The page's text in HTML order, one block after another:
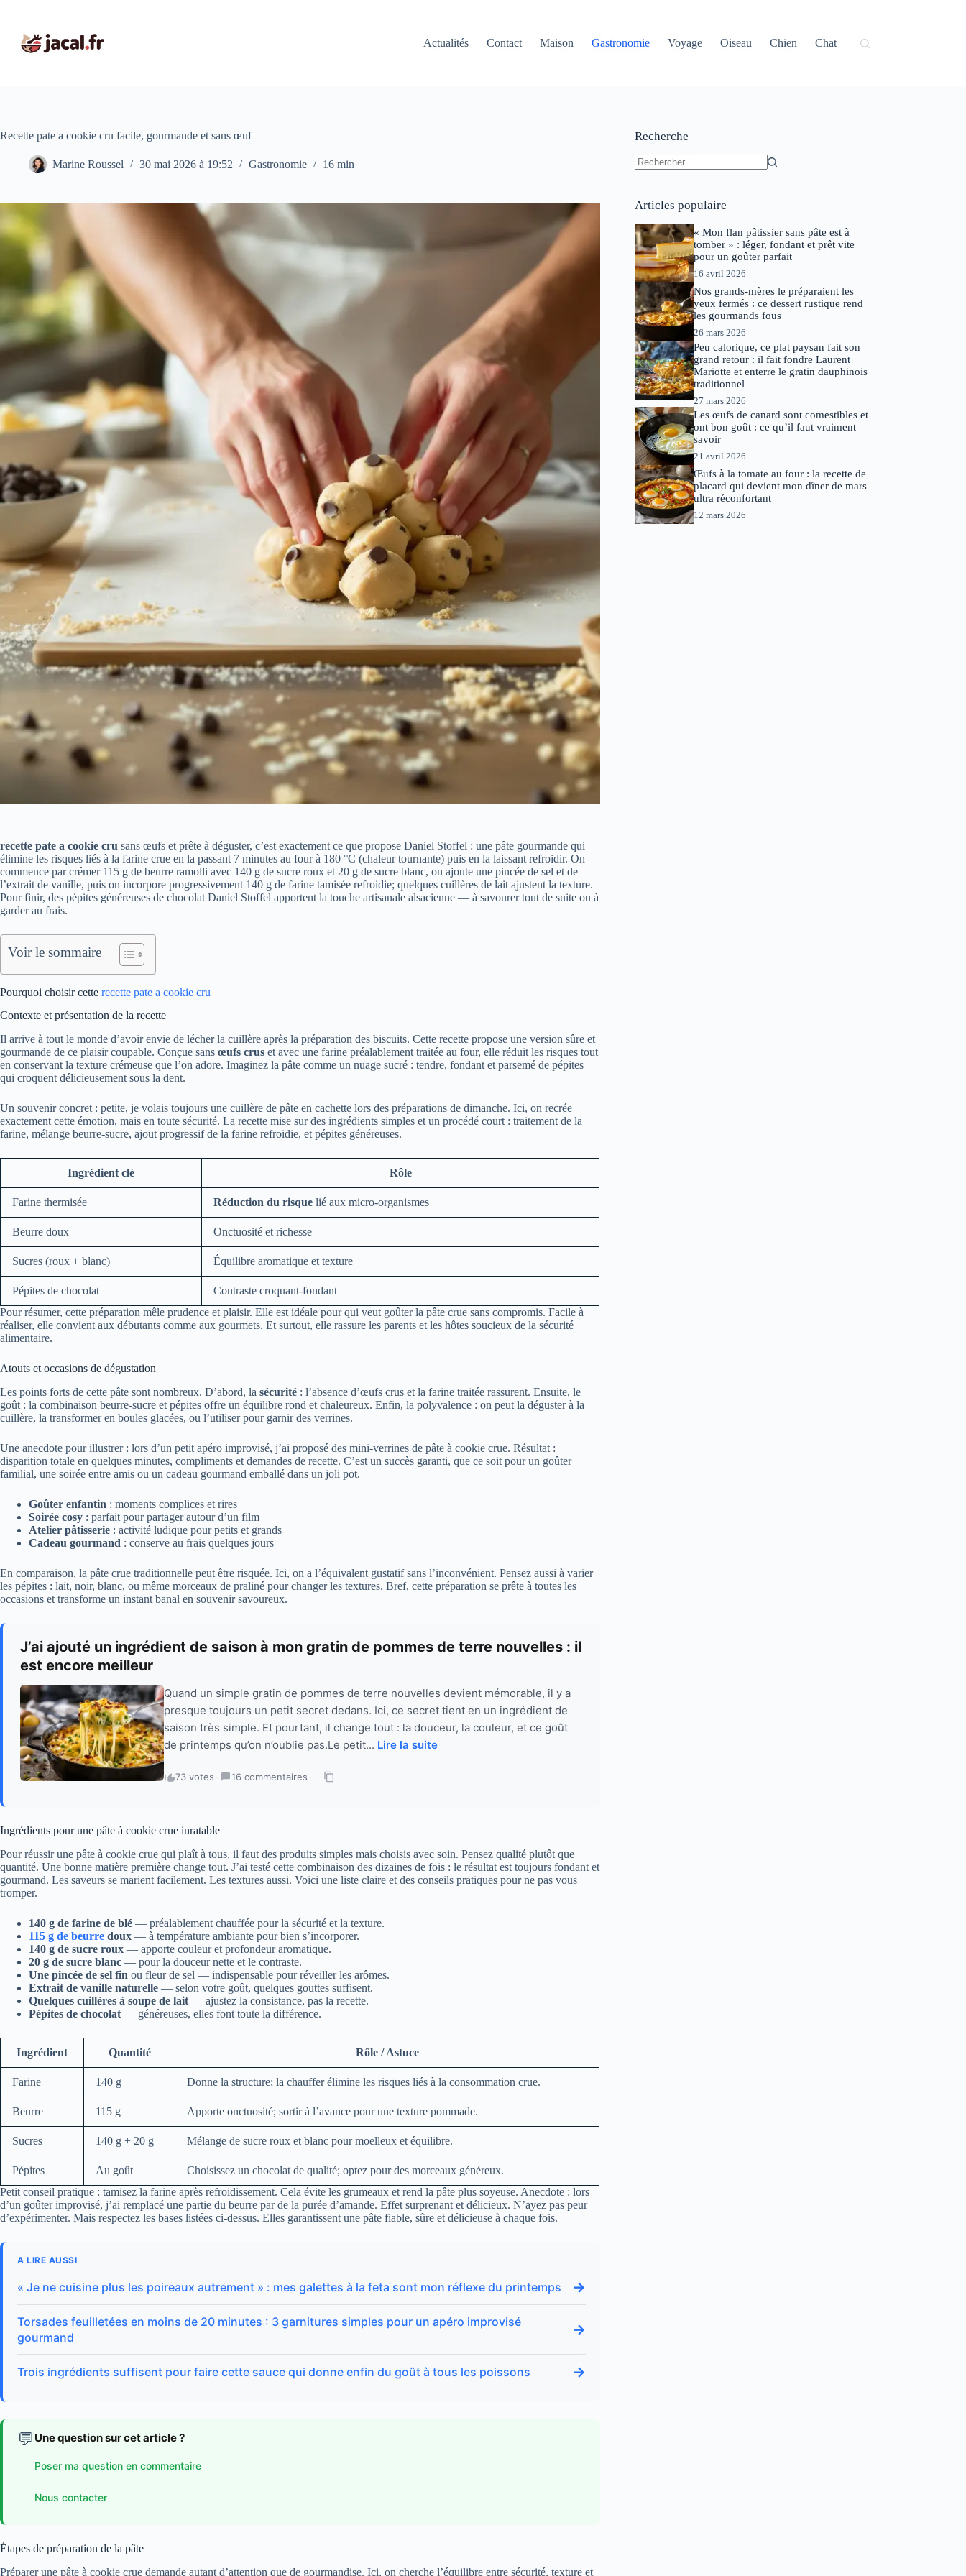
contenu
Actualités
Contact Maison Gastronomie Voyage Oiseau Chien Chat
Recette pate a cookie cru facile, gourmande et sans œuf
Marine Roussel 30 mai 2026 à 19:52 Gastronomie 16 min
recette pate a cookie cru sans œufs et prête à déguster, c’est exactement ce que propose Daniel Stoffel : une pâte gourmande qui
élimine les risques liés à la farine crue en la passant 7 minutes au four à 180 °C (chaleur tournante) puis en la laissant refroidir. On
commence par crémer 115 g de beurre ramolli avec 140 g de sucre roux et 20 g de sucre blanc, on ajoute une pincée de sel et de
l’extrait de vanille, puis on incorpore progressivement 140 g de farine tamisée refroidie; quelques cuillères de lait ajustent la texture.
Pour finir, des pépites généreuses de chocolat Daniel Stoffel apportent la touche artisanale alsacienne — à savourer tout de suite ou à
garder au frais.
Voir le sommaire
Pourquoi choisir cette recette pate a cookie cru
Contexte et présentation de la recette
Il arrive à tout le monde d’avoir envie de lécher la cuillère après la préparation des biscuits. Cette recette propose une version sûre et
gourmande de ce plaisir coupable. Conçue sans œufs crus et avec une farine préalablement traitée au four, elle réduit les risques tout
en conservant la texture crémeuse que l’on adore. Imaginez la pâte comme un nuage sucré : tendre, fondant et parsemé de pépites
qui croquent délicieusement sous la dent.
Un souvenir concret : petite, je volais toujours une cuillère de pâte en cachette lors des préparations de dimanche. Ici, on recrée
exactement cette émotion, mais en toute sécurité. La recette mise sur des ingrédients simples et un procédé court : traitement de la
farine, mélange beurre-sucre, ajout progressif de la farine refroidie, et pépites généreuses.
Ingrédient clé Rôle
Farine thermisée Réduction du risque lié aux micro-organismes
Beurre doux Onctuosité et richesse
Sucres (roux + blanc) Équilibre aromatique et texture
Pépites de chocolat
Contraste croquant-fondant
Pour résumer, cette préparation mêle prudence et plaisir. Elle est idéale pour qui veut goûter la pâte crue sans compromis. Facile à
réaliser, elle convient aux débutants comme aux gourmets. Et surtout, elle rassure les parents et les hôtes soucieux de la sécurité
alimentaire.
Atouts et occasions de dégustation
Les points forts de cette pâte sont nombreux. D’abord, la sécurité : l’absence d’œufs crus et la farine traitée rassurent. Ensuite, le
goût : la combinaison beurre-sucre et pépites offre un équilibre rond et chaleureux. Enfin, la polyvalence : on peut la déguster à la
cuillère, la transformer en boules glacées, ou l’utiliser pour garnir des verrines.
Une anecdote pour illustrer : lors d’un petit apéro improvisé, j’ai proposé des mini-verrines de pâte à cookie crue. Résultat :
disparition totale en quelques minutes, compliments et demandes de recette. C’est un succès garanti, que ce soit pour un goûter
familial, une soirée entre amis ou un cadeau gourmand emballé dans un joli pot.
Goûter enfantin : moments complices et rires
Soirée cosy : parfait pour partager autour d’un film
Atelier pâtisserie : activité ludique pour petits et grands
Cadeau gourmand : conserve au frais quelques jours
En comparaison, la pâte crue traditionnelle peut être risquée. Ici, on a l’équivalent gustatif sans l’inconvénient. Pensez aussi à varier
les pépites : lait, noir, blanc, ou même morceaux de praliné pour changer les textures. Bref, cette préparation se prête à toutes les
occasions et transforme un instant banal en souvenir savoureux.
J’ai ajouté un ingrédient de saison à mon gratin de pommes de terre nouvelles : il
est encore meilleur
Quand un simple gratin de pommes de terre nouvelles devient mémorable, il y a
presque toujours un petit secret dedans. Ici, ce secret tient en un ingrédient de
saison très simple. Et pourtant, il change tout : la douceur, la couleur, et ce goût
de printemps qu’on n’oublie pas.Le petit... Lire la suite
73 votes · 16 commentaires ·
Ingrédients pour une pâte à cookie crue inratable
Pour réussir une pâte à cookie crue qui plaît à tous, il faut des produits simples mais choisis avec soin. Pensez qualité plutôt que
quantité. Une bonne matière première change tout. J’ai testé cette combinaison des dizaines de fois : le résultat est toujours fondant et
gourmand. Les saveurs se marient facilement. Les textures aussi. Voici une liste claire et des conseils pratiques pour ne pas vous
tromper.
140 g de farine de blé — préalablement chauffée pour la sécurité et la texture.
115 g de beurre doux — à température ambiante pour bien s’incorporer.
140 g de sucre roux — apporte couleur et profondeur aromatique.
20 g de sucre blanc — pour la douceur nette et le contraste.
Une pincée de sel fin ou fleur de sel — indispensable pour réveiller les arômes.
Extrait de vanille naturelle — selon votre goût, quelques gouttes suffisent.
Quelques cuillères à soupe de lait — ajustez la consistance, pas la recette.
Pépites de chocolat — généreuses, elles font toute la différence.
Ingrédient Quantité Rôle / Astuce
Farine 140 g Donne la structure; la chauffer élimine les risques liés à la consommation crue.
Beurre 115 g Apporte onctuosité; sortir à l’avance pour une texture pommade.
Sucres 140 g + 20 g Mélange de sucre roux et blanc pour moelleux et équilibre.
Pépites Au goût
Choisissez un chocolat de qualité; optez pour des morceaux généreux.
Petit conseil pratique : tamisez la farine après refroidissement. Cela évite les grumeaux et rend la pâte plus soyeuse. Anecdote : lors
d’un goûter improvisé, j’ai remplacé une partie du beurre par de la purée d’amande. Effet surprenant et délicieux. N’ayez pas peur
d’expérimenter. Mais respectez les bases listées ci‑dessus. Elles garantissent une pâte fiable, sûre et délicieuse à chaque fois.
A LIRE AUSSI
« Je ne cuisine plus les poireaux autrement » : mes galettes à la feta sont mon réflexe du printemps →
Torsades feuilletées en moins de 20 minutes : 3 garnitures simples pour un apéro improvisé
gourmand
→
Trois ingrédients suffisent pour faire cette sauce qui donne enfin du goût à tous les poissons →
💬 Une question sur cet article ?
Poser ma question en commentaire
Nous contacter
Étapes de préparation de la pâte
Préparer une pâte à cookie crue demande autant d’attention que de gourmandise. Ici, on cherche l’équilibre entre sécurité, texture et
Recherche
Articles populaire
« Mon flan pâtissier sans pâte est à
tomber » : léger, fondant et prêt vite
pour un goûter parfait
16 avril 2026
Nos grands-mères le préparaient les
yeux fermés : ce dessert rustique rend
les gourmands fous
26 mars 2026
Peu calorique, ce plat paysan fait son
grand retour : il fait fondre Laurent
Mariotte et enterre le gratin dauphinois
traditionnel
27 mars 2026
Les œufs de canard sont comestibles et
ont bon goût : ce qu’il faut vraiment
savoir
21 avril 2026
Œufs à la tomate au four : la recette de
placard qui devient mon dîner de mars
ultra réconfortant
12 mars 2026